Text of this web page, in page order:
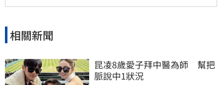
相關新聞
昆凌8歲愛子拜中醫為師　幫把
脈說中1狀況